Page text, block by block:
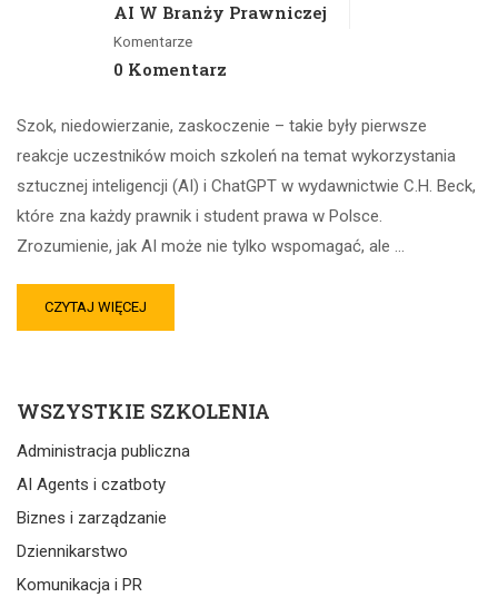
AI W Branży Prawniczej
Komentarze
0 Komentarz
Szok, niedowierzanie, zaskoczenie – takie były pierwsze
reakcje uczestników moich szkoleń na temat wykorzystania
sztucznej inteligencji (AI) i ChatGPT w wydawnictwie C.H. Beck,
które zna każdy prawnik i student prawa w Polsce.
Zrozumienie, jak AI może nie tylko wspomagać, ale …
CZYTAJ WIĘCEJ
WSZYSTKIE SZKOLENIA
Administracja publiczna
AI Agents i czatboty
Biznes i zarządzanie
Dziennikarstwo
Komunikacja i PR